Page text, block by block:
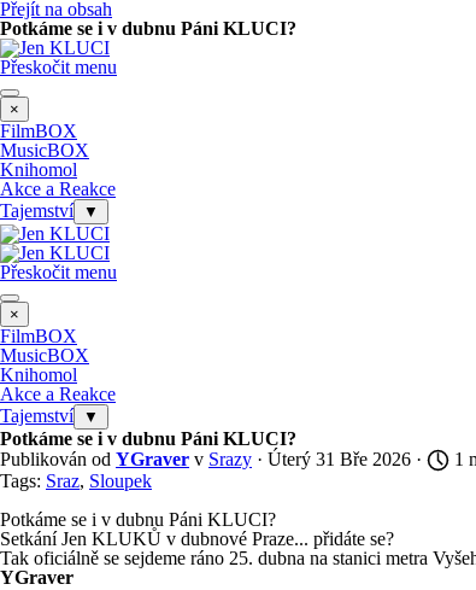
Přejít na obsah
Potkáme se i v dubnu Páni KLUCI?
Přeskočit menu
×
FilmBOX
MusicBOX
Knihomol
Akce a Reakce
Tajemství
▼
Přeskočit menu
×
FilmBOX
MusicBOX
Knihomol
Akce a Reakce
Tajemství
▼
Potkáme se i v dubnu Páni KLUCI?
Publikován od YGraver v Srazy · Úterý 31 Bře 2026 ·
1
Tags: Sraz, Sloupek
Potkáme se i v dubnu Páni KLUCI?
Setkání Jen KLUKŮ v dubnové Praze... přidáte se?
Tak oficiálně se sejdeme ráno 25. dubna na stanici metra
YGraver